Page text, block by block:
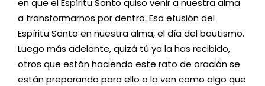
a transformarnos por dentro. Esa efusión del
Espíritu Santo en nuestra alma, el día del bautismo.
Luego más adelante, quizá tú ya la has recibido,
otros que están haciendo este rato de oración se
están preparando para ello o la ven como algo que